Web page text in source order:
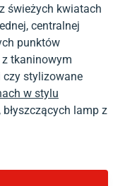
świeżych kwiatach
centralnej
punktów
z tkaninowym
czy stylizowane
w stylu
lamp z